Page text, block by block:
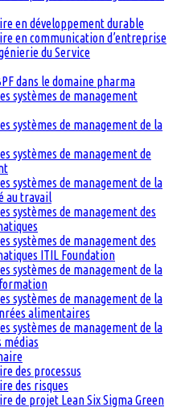
en développement durable
en communication d’entreprise
du Service
dans le domaine pharma
systèmes de management
systèmes de management de la
systèmes de management de
systèmes de management de la
au travail
systèmes de management des
systèmes de management des
ITIL Foundation
systèmes de management de la
systèmes de management de la
alimentaires
systèmes de management de la
médias
des processus
des risques
de projet Lean Six Sigma Green